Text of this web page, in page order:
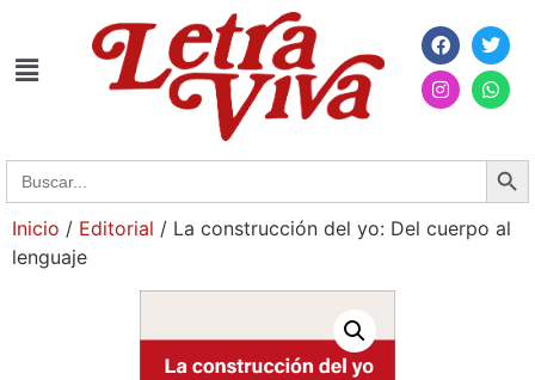
Search
for:
Inicio / Editorial / La construcción del yo: Del cuerpo al
lenguaje